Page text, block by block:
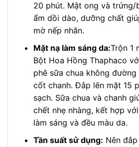
20 phút. Mật ong và trứng/
ẩm dồi dào, dưỡng chất
mờ nếp nhăn.
Mặt nạ làm sáng da:Trộn 1
Bột Hoa Hồng Thaphaco
phê sữa chua không
cốt chanh. Đắp lên mặt 15
sạch. Sữa chua và chanh
chết nhẹ nhàng, kết hợp
làm sáng và đều màu da.
Tần suất sử dụng: Nên